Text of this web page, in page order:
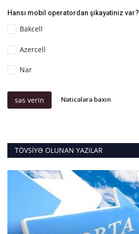
Hansı mobil operatordan şikayətiniz var?
Bakcell
Azercell
Nar
səs verin Nəticələrə baxın
TÖVSIYƏ OLUNAN YAZILAR